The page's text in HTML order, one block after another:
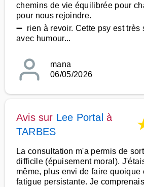
chemins de vie équilibrée pour
pour nous rejoindre.
➖ rien à revoir. Cette psy est très
avec humour...
mana
06/05/2026
Avis sur Lee Portal à
TARBES
La consultation m'a permis de
difficile (épuisement moral).
même, plus envi de faire quoique
fatigue persistante. Je